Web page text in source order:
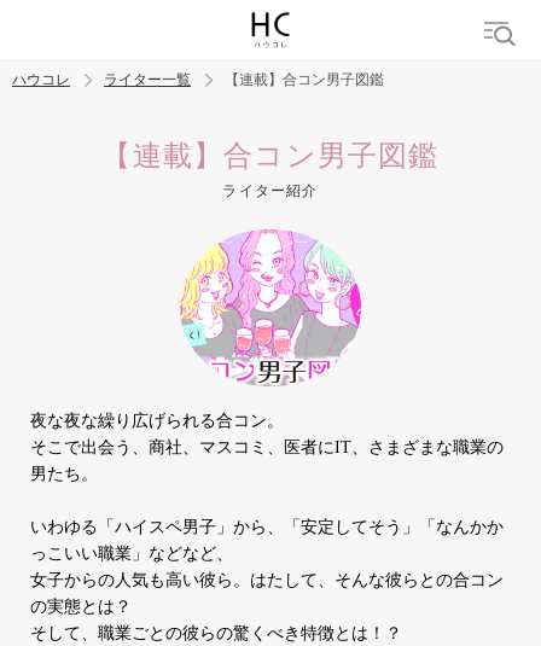
カップル 男の本音
ハウコレ ライター一覧 【連載】合コン男子図鑑
【連載】合コン男子図鑑
ライター紹介
夜な夜な繰り広げられる合コン。
そこで出会う、商社、マスコミ、医者にIT、さまざまな職業の
男たち。
いわゆる「ハイスペ男子」から、「安定してそう」「なんかか
っこいい職業」などなど、
女子からの人気も高い彼ら。はたして、そんな彼らとの合コン
の実態とは？
そして、職業ごとの彼らの驚くべき特徴とは！？